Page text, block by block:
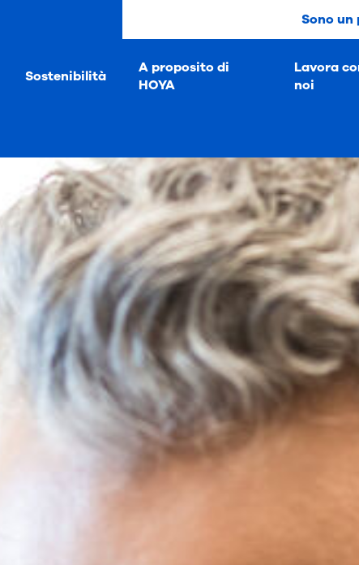
Sono
Sostenibilità
A proposito di
HOYA
Lavora
noi